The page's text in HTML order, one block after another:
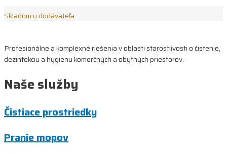
Skladom u dodávateľa
Profesionálne a komplexné riešenia v oblasti starostlivosti o čistenie,
dezinfekciu a hygienu komerčných a obytných priestorov.
Naše služby
Čistiace prostriedky
Pranie mopov